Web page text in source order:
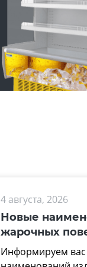
4 августа, 2026
Новые
жарочных
Информируем